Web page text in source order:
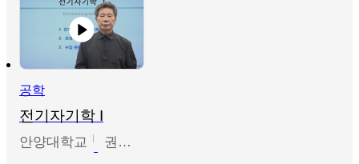
공학
전기자기학 I
안양대학교 권원현